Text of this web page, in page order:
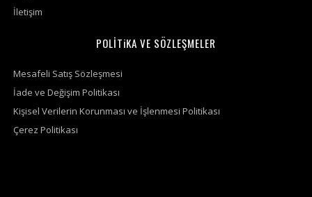
İletişim
POLİTiKA VE SÖZLEŞMELER
Mesafeli Satış Sözleşmesi
İade ve Değişim Politikası
Kişisel Verilerin Korunması ve İşlenmesi Politikası
Çerez Politikası